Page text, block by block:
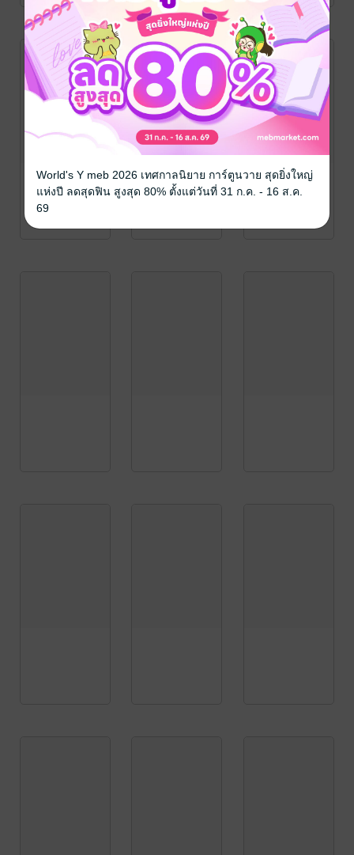
World's Y meb 2026 เทศกาลนิยาย การ์ตูนวาย สุดยิ่งใหญ่
แห่งปี ลดสุดฟิน สูงสุด 80% ตั้งแต่วันที่ 31 ก.ค. - 16 ส.ค.
69